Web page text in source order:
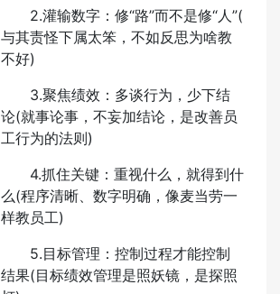
2.灌输数字：修“路”而不是修“人”(
与其责怪下属太笨，不如反思为啥教
不好)
3.聚焦绩效：多谈行为，少下结
论(就事论事，不妄加结论，是改善员
工行为的法则)
4.抓住关键：重视什么，就得到什
么(程序清晰、数字明确，像麦当劳一
样教员工)
5.目标管理：控制过程才能控制
结果(目标绩效管理是照妖镜，是探照